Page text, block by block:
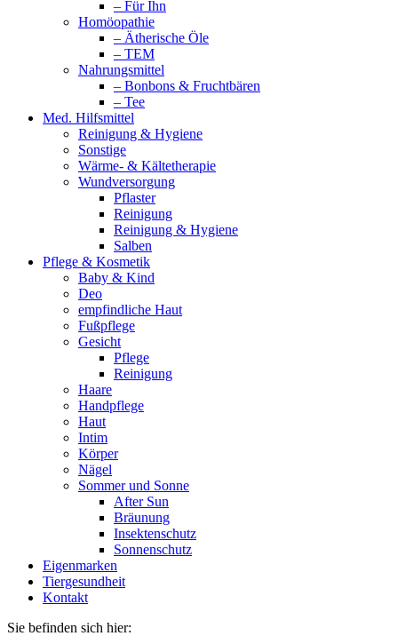
– Für Ihn
Homöopathie
– Ätherische Öle
– TEM
Nahrungsmittel
– Bonbons & Fruchtbären
– Tee
Med. Hilfsmittel
Reinigung & Hygiene
Sonstige
Wärme- & Kältetherapie
Wundversorgung
Pflaster
Reinigung
Reinigung & Hygiene
Salben
Pflege & Kosmetik
Baby & Kind
Deo
empfindliche Haut
Fußpflege
Gesicht
Pflege
Reinigung
Haare
Handpflege
Haut
Intim
Körper
Nägel
Sommer und Sonne
After Sun
Bräunung
Insektenschutz
Sonnenschutz
Eigenmarken
Tiergesundheit
Kontakt
Sie befinden sich hier: